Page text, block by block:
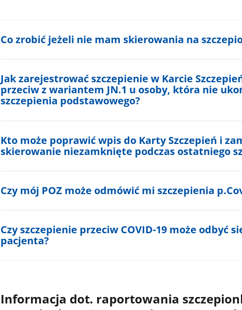
Co zrobić jeżeli nie mam skierowania na
Jak zarejestrować szczepienie w Karcie
przeciw z wariantem JN.1 u osoby, która nie
szczepienia podstawowego?
Kto może poprawić wpis do Karty Szczepień i
skierowanie niezamknięte podczas ostatniego
Czy mój POZ może odmówić mi szczepienia
Czy szczepienie przeciw COVID-19 może odbyć
pacjenta?
Informacja dot. raportowania